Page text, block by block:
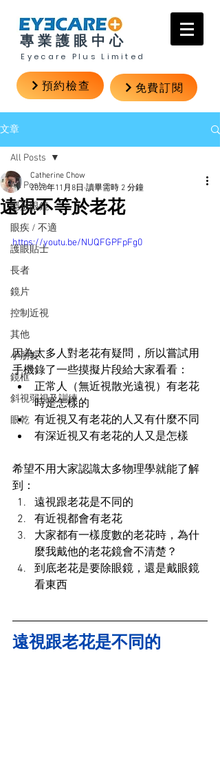
專業護眼中心
Eyecare Plus Limited
預約檢查 免費訂閱
文章
All Posts
隱形眼鏡
眼疾 / 不適
護眼貼士
長者
鏡片
控制近視
其他
小朋友
鏡框
斜視弱視及訓練
眼乾
All Posts
遠視不等於老花
Catherine Chow
2020年11月8日 讀畢需時 2 分鐘
https://youtu.be/NUQFGPFpFg0
因為太多人對老花有疑問，所以嘗試用
手機錄了一些摸擬片段給大家看看：
正常人（無近視散光遠視）有老花
時是怎樣的
有近視又有老花的人又有什麼不同
有深近視又有老花的人又是怎樣
希望不用大家認識太多物理學就能了解
到：
遠視跟老花是不同的
有近視都會有老花
大家都有一樣度數的老花時，為什
麼我戴他的老花鏡會不清楚？
到底老花是要除眼鏡，還是戴眼鏡
看東西
遠視跟老花是不同的